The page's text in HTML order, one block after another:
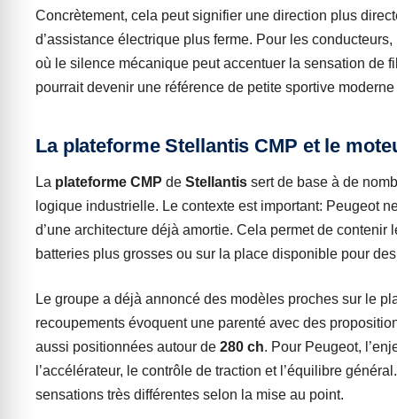
Concrètement, cela peut signifier une direction plus
d’assistance électrique plus ferme. Pour les
où le silence mécanique peut accentuer la sensation de
pourrait devenir une référence de petite sportive
La plateforme Stellantis CMP et le
La plateforme CMP de Stellantis sert de base à de
logique industrielle. Le contexte est important: Peugeot
d’une architecture déjà amortie. Cela permet de
batteries plus grosses ou sur la place disponible pour
Le groupe a déjà annoncé des modèles proches sur le
recoupements évoquent une parenté avec des
aussi positionnées autour de 280 ch. Pour Peugeot,
l’accélérateur, le contrôle de traction et l’équilibre
sensations très différentes selon la mise au point.